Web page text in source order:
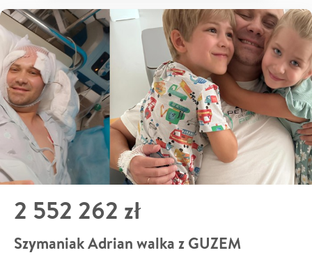
2 552 262 zł
Szymaniak Adrian walka z GUZEM